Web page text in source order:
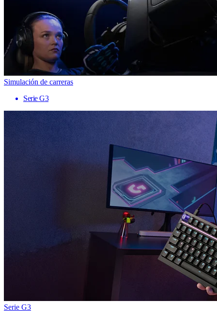
Simulación de carreras
Serie G3
Serie G3